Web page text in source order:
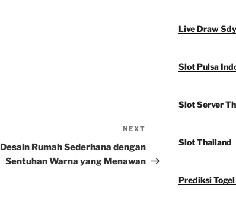
Post
NEXT
Desain Rumah Sederhana dengan
Sentuhan Warna yang Menawan
Live Draw Sdy
Slot Pulsa
Slot Server
Slot Thailand
Prediksi